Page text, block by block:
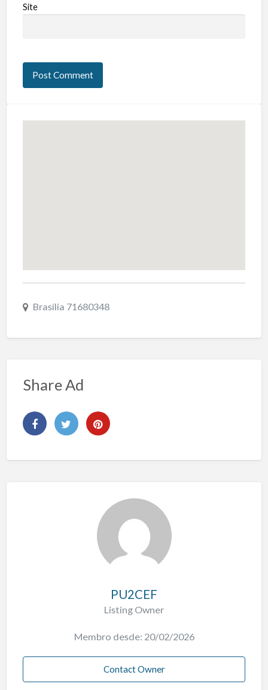
Site
Brasília 71680348
Share Ad
PU2CEF
Listing Owner
Membro desde: 20/02/2026
Contact Owner